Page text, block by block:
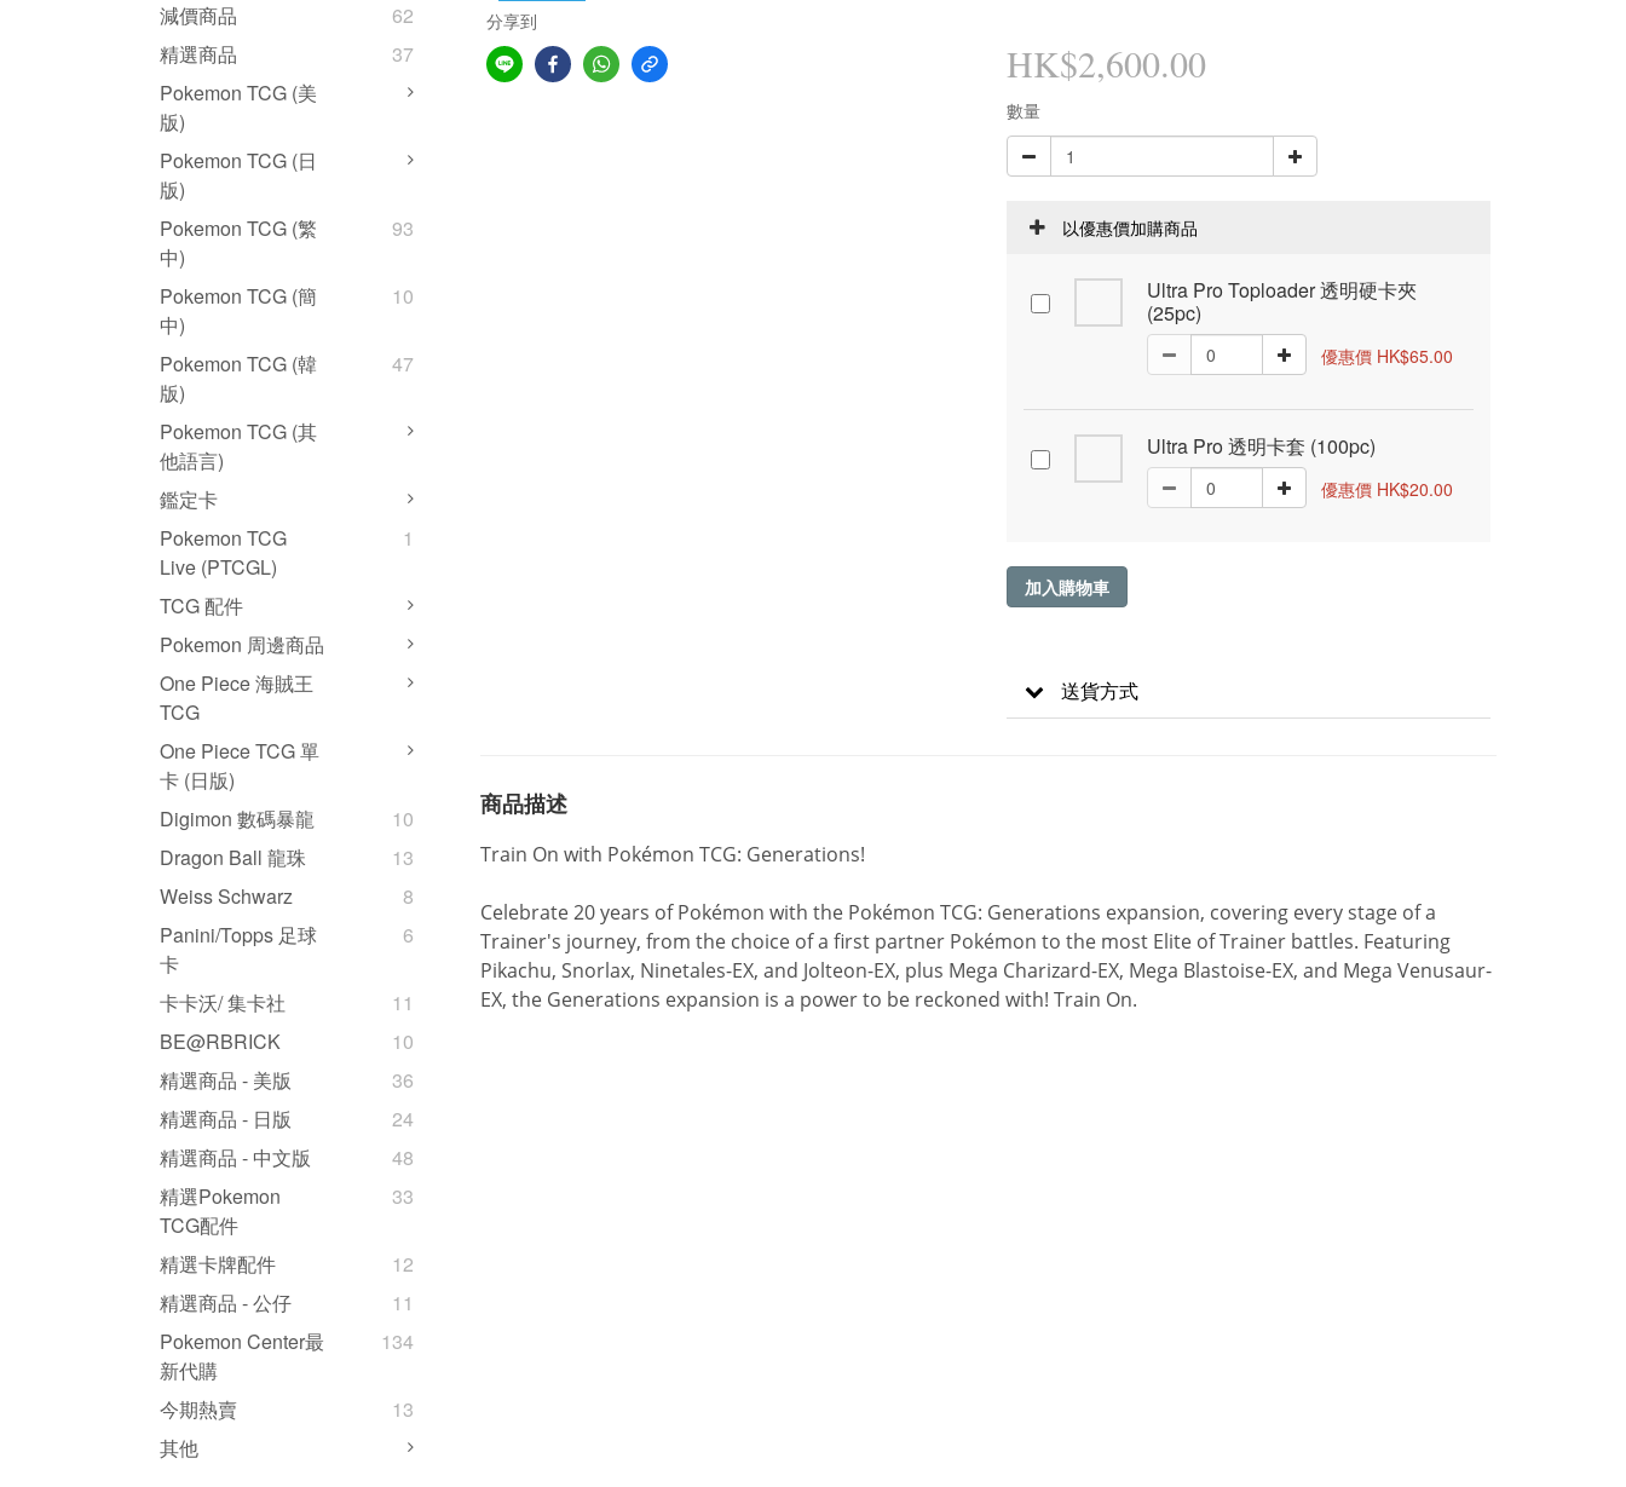
減價商品
62
精選商品
37
Pokemon TCG (美
版)
Pokemon TCG (日
版)
Pokemon TCG (繁
中)
93
Pokemon TCG (簡
中)
10
Pokemon TCG (韓
版)
47
Pokemon TCG (其
他語言)
鑑定卡
Pokemon TCG
Live (PTCGL)
1
TCG 配件
Pokemon 周邊商品
One Piece 海賊王
TCG
One Piece TCG 單
卡 (日版)
Digimon 數碼暴龍
10
Dragon Ball 龍珠
13
Weiss Schwarz
8
Panini/Topps 足球
卡
6
卡卡沃/ 集卡社
11
BE@RBRICK
10
精選商品 - 美版
36
精選商品 - 日版
24
精選商品 - 中文版
48
精選Pokemon
TCG配件
33
精選卡牌配件
12
精選商品 - 公仔
11
Pokemon Center最
新代購
134
今期熱賣
13
其他
分享到
HK$2,600.00
數量
以優惠價加購商品
Ultra Pro Toploader 透明硬卡夾
(25pc)
優惠價 HK$65.00
Ultra Pro 透明卡套 (100pc)
優惠價 HK$20.00
加入購物車
送貨方式
商品描述
Train On with Pokémon TCG: Generations!
Celebrate 20 years of Pokémon with the Pokémon TCG: Generations expansion, covering every stage of a
Trainer's journey, from the choice of a first partner Pokémon to the most Elite of Trainer battles. Featuring
Pikachu, Snorlax, Ninetales-EX, and Jolteon-EX, plus Mega Charizard-EX, Mega Blastoise-EX, and Mega Venusaur-
EX, the Generations expansion is a power to be reckoned with! Train On.